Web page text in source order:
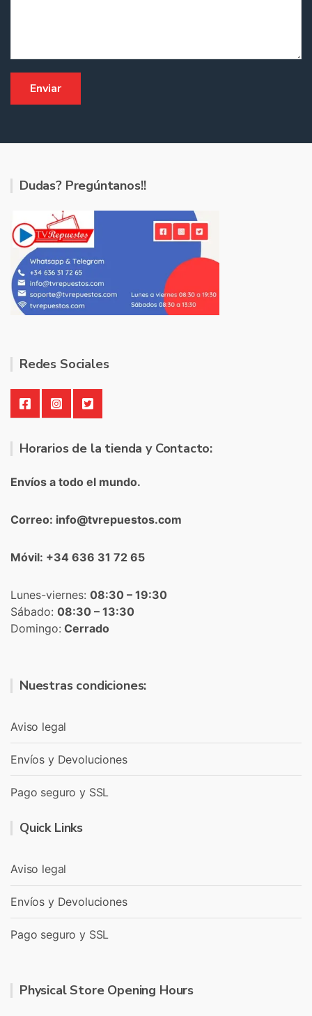
Dudas? Pregúntanos!!
Redes Sociales
Horarios de la tienda y Contacto:
Envíos a todo el mundo.
Correo: info@tvrepuestos.com
Móvil: +34 636 31 72 65
Lunes-viernes: 08:30 – 19:30
Sábado: 08:30 – 13:30
Domingo: Cerrado
Nuestras condiciones:
Aviso legal
Envíos y Devoluciones
Pago seguro y SSL
Quick Links
Aviso legal
Envíos y Devoluciones
Pago seguro y SSL
Physical Store Opening Hours